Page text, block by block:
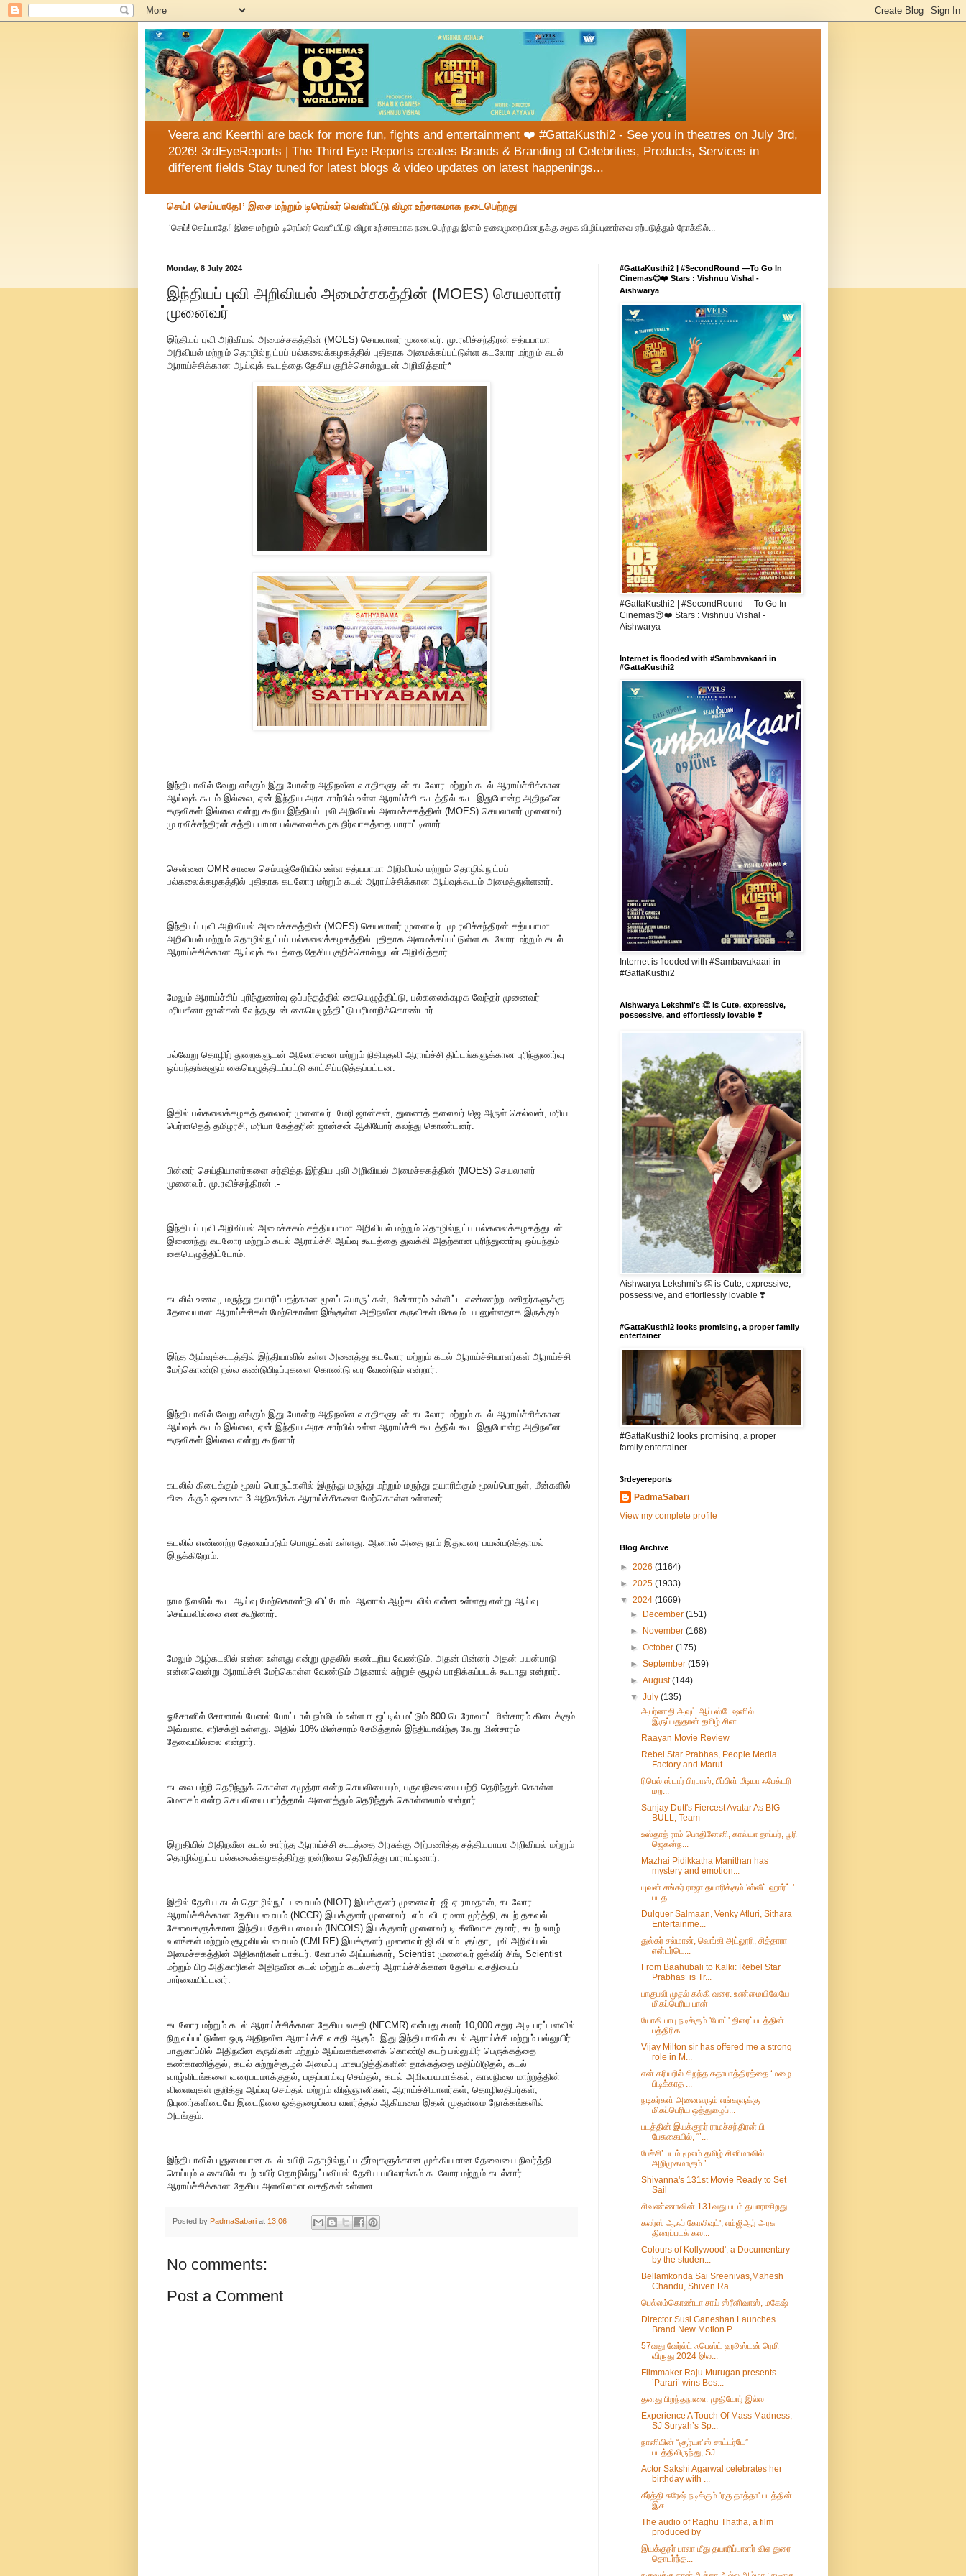
Veera and Keerthi are back for more fun, fights and entertainment ❤️ #GattaKusthi2 - See you in theatres on July 3rd,
2026! 3rdEyeReports | The Third Eye Reports creates Brands & Branding of Celebrities, Products, Services in
different fields Stay tuned for latest blogs & video updates on latest happenings...
செய்! செய்யாதே!’ இசை மற்றும் டிரெய்லர் வெளியீட்டு விழா உற்சாகமாக நடைபெற்றது
‘செய்! செய்யாதே!’ இசை மற்றும் டிரெய்லர் வெளியீட்டு விழா உற்சாகமாக நடைபெற்றது இளம் தலைமுறையினருக்கு சமூக விழிப்புணர்வை ஏற்படுத்தும் நோக்கில்...
Monday, 8 July 2024
இந்தியப் புவி அறிவியல் அமைச்சகத்தின் (MOES) செயலாளர்
முனைவர்
இந்தியப் புவி அறிவியல் அமைச்சகத்தின் (MOES) செயலாளர் முனைவர். மு.ரவிச்சந்திரன் சத்யபாமா
அறிவியல் மற்றும் தொழில்நுட்பப் பல்கலைக்கழகத்தில் புதிதாக அமைக்கப்பட்டுள்ள கடலோர மற்றும் கடல்
ஆராய்ச்சிக்கான ஆய்வுக் கூடத்தை தேசிய குறிச்சொல்லுடன் அறிவித்தார்*
இந்தியாவில் வேறு எங்கும் இது போன்ற அதிநவீன வசதிகளுடன் கடலோர மற்றும் கடல் ஆராய்ச்சிக்கான
ஆய்வுக் கூடம் இல்லை, ஏன் இந்திய அரசு சார்பில் உள்ள ஆராய்ச்சி கூடத்தில் கூட இதுபோன்ற அதிநவீன
கருவிகள் இல்லை என்று கூறிய இந்தியப் புவி அறிவியல் அமைச்சகத்தின் (MOES) செயலாளர் முனைவர்.
மு.ரவிச்சந்திரன் சத்தியபாமா பல்கலைக்கழக நிர்வாகத்தை பாராட்டினார்.
சென்னை OMR சாலை செம்மஞ்சேரியில் உள்ள சத்யபாமா அறிவியல் மற்றும் தொழில்நுட்பப்
பல்கலைக்கழகத்தில் புதிதாக கடலோர மற்றும் கடல் ஆராய்ச்சிக்கான ஆய்வுக்கூடம் அமைத்துள்ளனர்.
இந்தியப் புவி அறிவியல் அமைச்சகத்தின் (MOES) செயலாளர் முனைவர். மு.ரவிச்சந்திரன் சத்யபாமா
அறிவியல் மற்றும் தொழில்நுட்பப் பல்கலைக்கழகத்தில் புதிதாக அமைக்கப்பட்டுள்ள கடலோர மற்றும் கடல்
ஆராய்ச்சிக்கான ஆய்வுக் கூடத்தை தேசிய குறிச்சொல்லுடன் அறிவித்தார்.
மேலும் ஆராய்ச்சிப் புரிந்துணர்வு ஒப்பந்தத்தில் கையெழுத்திட்டு, பல்கலைக்கழக வேந்தர் முனைவர்
மரியசீனா ஜான்சன் வேந்தருடன் கையெழுத்திட்டு பரிமாறிக்கொண்டார்.
பல்வேறு தொழிற் துறைகளுடன் ஆலோசனை மற்றும் நிதியுதவி ஆராய்ச்சி திட்டங்களுக்கான புரிந்துணர்வு
ஒப்பந்தங்களும் கையெழுத்திடப்பட்டு காட்சிப்படுத்தப்பட்டன.
இதில் பல்கலைக்கழகத் தலைவர் முனைவர். மேரி ஜான்சன், துணைத் தலைவர் ஜெ.அருள் செல்வன், மரிய
பெர்னதெத் தமிழரசி, மரியா கேத்தரின் ஜான்சன் ஆகியோர் கலந்து கொண்டனர்.
பின்னர் செய்தியாளர்களை சந்தித்த இந்திய புவி அறிவியல் அமைச்சகத்தின் (MOES) செயலாளர்
முனைவர். மு.ரவிச்சந்திரன் :-
இந்தியப் புவி அறிவியல் அமைச்சகம் சத்தியபாமா அறிவியல் மற்றும் தொழில்நுட்ப பல்கலைக்கழகத்துடன்
இணைந்து கடலோர மற்றும் கடல் ஆராய்ச்சி ஆய்வு கூடத்தை துவக்கி அதற்கான புரிந்துணர்வு ஒப்பந்தம்
கையெழுத்திட்டோம்.
கடலில் உணவு, மருந்து தயாரிப்பதற்கான மூலப் பொருட்கள், மின்சாரம் உள்ளிட்ட எண்ணற்ற மனிதர்களுக்கு
தேவையான ஆராய்ச்சிகள் மேற்கொள்ள இங்குள்ள அதிநவீன கருவிகள் மிகவும் பயனுள்ளதாக இருக்கும்.
இந்த ஆய்வுக்கூடத்தில் இந்தியாவில் உள்ள அனைத்து கடலோர மற்றும் கடல் ஆராய்ச்சியாளர்கள் ஆராய்ச்சி
மேற்கொண்டு நல்ல கண்டுபிடிப்புகளை கொண்டு வர வேண்டும் என்றார்.
இந்தியாவில் வேறு எங்கும் இது போன்ற அதிநவீன வசதிகளுடன் கடலோர மற்றும் கடல் ஆராய்ச்சிக்கான
ஆய்வுக் கூடம் இல்லை, ஏன் இந்திய அரசு சார்பில் உள்ள ஆராய்ச்சி கூடத்தில் கூட இதுபோன்ற அதிநவீன
கருவிகள் இல்லை என்று கூறினார்.
கடலில் கிடைக்கும் மூலப் பொருட்களில் இருந்து மருந்து மற்றும் மருந்து தயாரிக்கும் மூலப்பொருள், மீன்களில்
கிடைக்கும் ஒமைகா 3 அதிகரிக்க ஆராய்ச்சிகளை மேற்கொள்ள உள்ளனர்.
கடலில் எண்ணற்ற தேவைப்படும் பொருட்கள் உள்ளது. ஆனால் அதை நாம் இதுவரை பயன்படுத்தாமல்
இருக்கிறோம்.
நாம நிலவில் கூட ஆய்வு மேற்கொண்டு விட்டோம். ஆனால் ஆழ்கடலில் என்ன உள்ளது என்று ஆய்வு
செய்யவில்லை என கூறினார்.
மேலும் ஆழ்கடலில் என்ன உள்ளது என்று முதலில் கண்டறிய வேண்டும். அதன் பின்னர் அதன் பயன்பாடு
என்னவென்று ஆராய்ச்சி மேற்கொள்ள வேண்டும் அதனால் சுற்றுச் சூழல் பாதிக்கப்படக் கூடாது என்றார்.
ஓசோனில் சோனால் பேனல் போட்டால் நம்மிடம் உள்ள ஈ ஜட்டில் மட்டும் 800 டெரோவாட் மின்சாரம் கிடைக்கும்
அவ்வளவு எரிசக்தி உள்ளது. அதில் 10% மின்சாரம் சேமித்தால் இந்தியாவிற்கு வேறு மின்சாரம்
தேவையில்லை என்றார்.
கடலை பற்றி தெரிந்துக் கொள்ள சமுத்ரா என்ற செயலியையும், பருவநிலையை பற்றி தெரிந்துக் கொள்ள
மௌசம் என்ற செயலியை பார்த்தால் அனைத்தும் தெரிந்துக் கொள்ளலாம் என்றார்.
இறுதியில் அதிநவீன கடல் சார்ந்த ஆராய்ச்சி கூடத்தை அரசுக்கு அற்பணித்த சத்தியபாமா அறிவியல் மற்றும்
தொழில்நுட்ப பல்கலைக்கழகத்திற்கு நன்றியை தெரிவித்து பாராட்டினார்.
இதில் தேசிய கடல் தொழில்நுட்ப மையம் (NIOT) இயக்குனர் முனைவர். ஜி.ஏ.ராமதாஸ், கடலோர
ஆராய்ச்சிக்கான தேசிய மையம் (NCCR) இயக்குனர் முனைவர். எம். வி. ரமண மூர்த்தி, கடற் தகவல்
சேவைகளுக்கான இந்திய தேசிய மையம் (INCOIS) இயக்குனர் முனைவர் டி.சீனிவாச குமார், கடற் வாழ்
வளங்கள் மற்றும் சூழலியல் மையம் (CMLRE) இயக்குனர் முனைவர் ஜி.வி.எம். குப்தா, புவி அறிவியல்
அமைச்சகத்தின் அதிகாரிகள் டாக்டர். கோபால் அய்யங்கார், Scientist முனைவர் ஜக்விர் சிங், Scientist
மற்றும் பிற அதிகாரிகள் அதிநவீன கடல் மற்றும் கடல்சார் ஆராய்ச்சிக்கான தேசிய வசதியைப்
பார்வையிட்டனர்.
கடலோர மற்றும் கடல் ஆராய்ச்சிக்கான தேசிய வசதி (NFCMR) என்பது சுமார் 10,000 சதுர அடி பரப்பளவில்
நிறுவப்பட்டுள்ள ஒரு அதிநவீன ஆராய்ச்சி வசதி ஆகும். இது இந்தியாவில் கடல் ஆராய்ச்சி மற்றும் பல்லுயிர்
பாதுகாப்பில் அதிநவீன கருவிகள் மற்றும் ஆய்வகங்களைக் கொண்டு கடற் பல்லுயிர் பெருக்கத்தை
கண்காணித்தல், கடல் சுற்றுச்சூழல் அமைப்பு மாசுபடுத்திகளின் தாக்கத்தை மதிப்பிடுதல், கடல்
வாழ்விடங்களை வரைபடமாக்குதல், பகுப்பாய்வு செய்தல், கடல் அமிலமயமாக்கல், காலநிலை மாற்றத்தின்
விளைவுகள் குறித்து ஆய்வு செய்தல் மற்றும் விஞ்ஞானிகள், ஆராய்ச்சியாளர்கள், தொழிலதிபர்கள்,
நிபுணர்களிடையே இடைநிலை ஒத்துழைப்பை வளர்த்தல் ஆகியவை இதன் முதன்மை நோக்கங்களில்
அடங்கும்.
இந்தியாவில் புதுமையான கடல் உயிரி தொழில்நுட்ப தீர்வுகளுக்கான முக்கியமான தேவையை நிவர்த்தி
செய்யும் வகையில் கடற் உயிர் தொழில்நுட்பவியல் தேசிய பயிலரங்கம் கடலோர மற்றும் கடல்சார்
ஆராய்ச்சிக்கான தேசிய அளவிலான வசதிகள் உள்ளன.
Posted by PadmaSabari at 13:06
No comments:
Post a Comment
#GattaKusthi2 | #SecondRound —To Go In
Cinemas😍❤️ Stars : Vishnuu Vishal -
Aishwarya
#GattaKusthi2 | #SecondRound —To Go In
Cinemas😍❤️ Stars : Vishnuu Vishal -
Aishwarya
Internet is flooded with #Sambavakaari in
#GattaKusthi2
Internet is flooded with #Sambavakaari in
#GattaKusthi2
Aishwarya Lekshmi's 👏 is Cute, expressive,
possessive, and effortlessly lovable ❣️
Aishwarya Lekshmi's 👏 is Cute, expressive,
possessive, and effortlessly lovable ❣️
#GattaKusthi2 looks promising, a proper family
entertainer
#GattaKusthi2 looks promising, a proper
family entertainer
3rdeyereports
PadmaSabari
View my complete profile
Blog Archive
► 2026 (1164)
► 2025 (1933)
▼ 2024 (1669)
►
December(151)
►
November(168)
►October(175)
►September(159)
►August(144)
▼July(135)
அபர்ணதி அவுட் ஆப் ஸ்டேஷனில்
இருப்பதுதான் தமிழ் சின...
Raayan Movie Review
Rebel Star Prabhas, People Media
Factory and Marut...
ரிபெல் ஸ்டார் பிரபாஸ், பீப்பிள் மீடியா ஃபேக்டரி
மற...
Sanjay Dutt's Fiercest Avatar As BIG
BULL, Team
உஸ்தாத் ராம் பொதினேனி, காவ்யா தாப்பர், பூரி
ஜெகன்ந...
Mazhai Pidikkatha Manithan has
mystery and emotion...
யுவன் சங்கர் ராஜா தயாரிக்கும் 'ஸ்வீட் ஹார்ட் '
படத...
Dulquer Salmaan, Venky Atluri, Sithara
Entertainme...
துல்கர் சல்மான், வெங்கி அட்லூரி, சித்தாரா
என்டர்டெ...
From Baahubali to Kalki: Rebel Star
Prabhas’ is Tr...
பாகுபலி முதல் கல்கி வரை: உண்மையிலேயே
மிகப்பெரிய பான்
யோகி பாபு நடிக்கும் 'போட்' திரைப்படத்தின்
பத்திரிக...
Vijay Milton sir has offered me a strong
role in M...
என் கரியரில் சிறந்த கதாபாத்திரத்தை ‘மழை
பிடிக்காத ...
நடிகர்கள் அனைவரும் எங்களுக்கு
மிகப்பெரிய ஒத்துழைப்...
படத்தின் இயக்குநர் ராமச்சந்திரன்.பி
பேசுகையில், “’...
பேச்சி’ படம் மூலம் தமிழ் சினிமாவில்
அறிமுகமாகும் ’...
Shivanna's 131st Movie Ready to Set
Sail
சிவண்ணாவின் 131வது படம் தயாராகிறது
கலர்ஸ் ஆஃப் கோலிவுட்', எம்ஜிஆர் அரசு
திரைப்படக் கல...
Colours of Kollywood', a Documentary
by the studen...
Bellamkonda Sai Sreenivas,Mahesh
Chandu, Shiven Ra...
பெல்லம்கொண்டா சாய் ஸ்ரீனிவாஸ், மகேஷ்
Director Susi Ganeshan Launches
Brand New Motion P...
57வது வேர்ல்ட் ஃபெஸ்ட் ஹூஸ்டன் ரெமி
விருது 2024 இல...
Filmmaker Raju Murugan presents
’Parari’ wins Bes...
தனது பிறந்தநாளை முதியோர் இல்ல
Experience A Touch Of Mass Madness,
SJ Suryah’s Sp...
நானியின் “சூர்யா’ஸ் சாட்டர்டே”
படத்திலிருந்து, SJ...
Actor Sakshi Agarwal celebrates her
birthday with ...
கீர்த்தி சுரேஷ் நடிக்கும் 'ரகு தாத்தா' படத்தின்
இச...
The audio of Raghu Thatha, a film
produced by
இயக்குநர் பாலா மீது தயாரிப்பாளர் விஏ துரை
தொடர்ந்த...